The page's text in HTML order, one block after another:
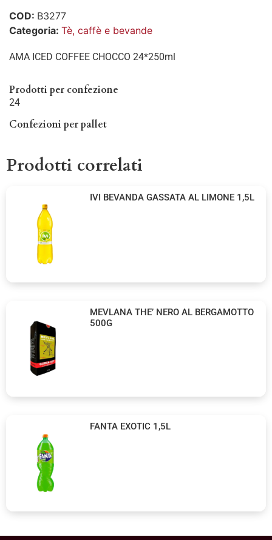
COD: B3277
Categoria: Tè, caffè e bevande
AMA ICED COFFEE CHOCCO 24*250ml
Prodotti per confezione
24
Confezioni per pallet
Prodotti correlati
IVI BEVANDA GASSATA AL LIMONE 1,5L
MEVLANA THE’ NERO AL BERGAMOTTO
500G
FANTA EXOTIC 1,5L